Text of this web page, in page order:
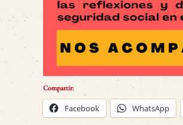
Compartir:
Facebook WhatsApp